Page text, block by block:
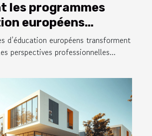
les programmes
européens
ils les carrières
?
d’éducation européens transforment
perspectives professionnelles...